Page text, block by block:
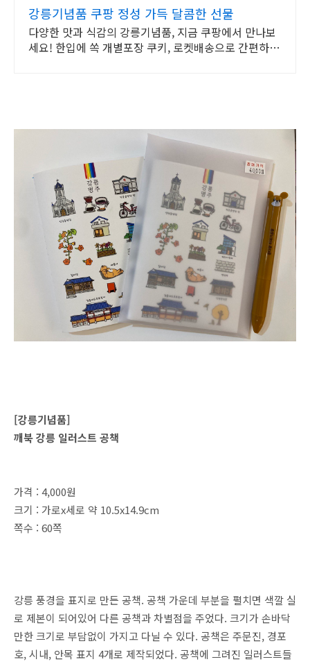
강릉기념품 쿠팡 정성 가득 달콤한 선물
다양한 맛과 식감의 강릉기념품, 지금 쿠팡에서 만나보
세요! 한입에 쏙 개별포장 쿠키, 로켓배송으로 간편하게
[강릉기념품]
깨북 강릉 일러스트 공책
가격 : 4,000원
크기 : 가로x세로 약 10.5x14.9cm
쪽수 : 60쪽
강릉 풍경을 표지로 만든 공책. 공책 가운데 부분을 펼치면 색깔 실
로 제본이 되어있어 다른 공책과 차별점을 주었다. 크기가 손바닥
만한 크기로 부담없이 가지고 다닐 수 있다. 공책은 주문진, 경포
호, 시내, 안목 표지 4개로 제작되었다. 공책에 그려진 일러스트들